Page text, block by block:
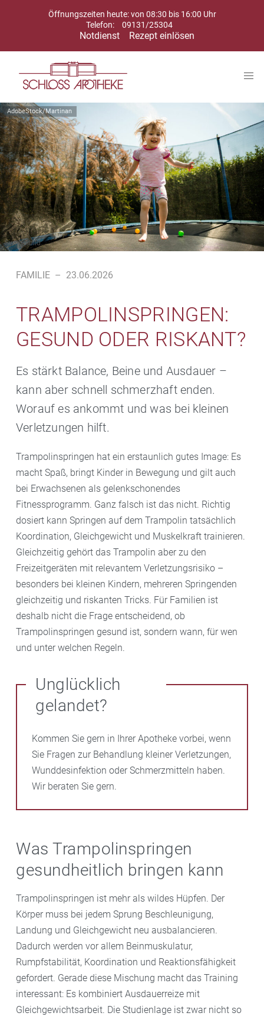
Öffnungszeiten heute: von 08:30 bis 16:00 Uhr
Telefon:
09131/25304
Notdienst Rezept einlösen
AdobeStock/Martinan
Symbolbild
FAMILIE – 23.06.2026
TRAMPOLINSPRINGEN:
GESUND ODER RISKANT?
Es stärkt Balance, Beine und Ausdauer –
kann aber schnell schmerzhaft enden.
Worauf es ankommt und was bei kleinen
Verletzungen hilft.
Trampolinspringen hat ein erstaunlich gutes Image: Es
macht Spaß, bringt Kinder in Bewegung und gilt auch
bei Erwachsenen als gelenkschonendes
Fitnessprogramm. Ganz falsch ist das nicht. Richtig
dosiert kann Springen auf dem Trampolin tatsächlich
Koordination, Gleichgewicht und Muskelkraft trainieren.
Gleichzeitig gehört das Trampolin aber zu den
Freizeitgeräten mit relevantem Verletzungsrisiko –
besonders bei kleinen Kindern, mehreren Springenden
gleichzeitig und riskanten Tricks. Für Familien ist
deshalb nicht die Frage entscheidend, ob
Trampolinspringen gesund ist, sondern wann, für wen
und unter welchen Regeln.
Unglücklich
gelandet?
Kommen Sie gern in Ihrer Apotheke vorbei, wenn
Sie Fragen zur Behandlung kleiner Verletzungen,
Wunddesinfektion oder Schmerzmitteln haben.
Wir beraten Sie gern.
Was Trampolinspringen
gesundheitlich bringen kann
Trampolinspringen ist mehr als wildes Hüpfen. Der
Körper muss bei jedem Sprung Beschleunigung,
Landung und Gleichgewicht neu ausbalancieren.
Dadurch werden vor allem Beinmuskulatur,
Rumpfstabilität, Koordination und Reaktionsfähigkeit
gefordert. Gerade diese Mischung macht das Training
interessant: Es kombiniert Ausdauerreize mit
Gleichgewichtsarbeit. Die Studienlage ist zwar nicht so